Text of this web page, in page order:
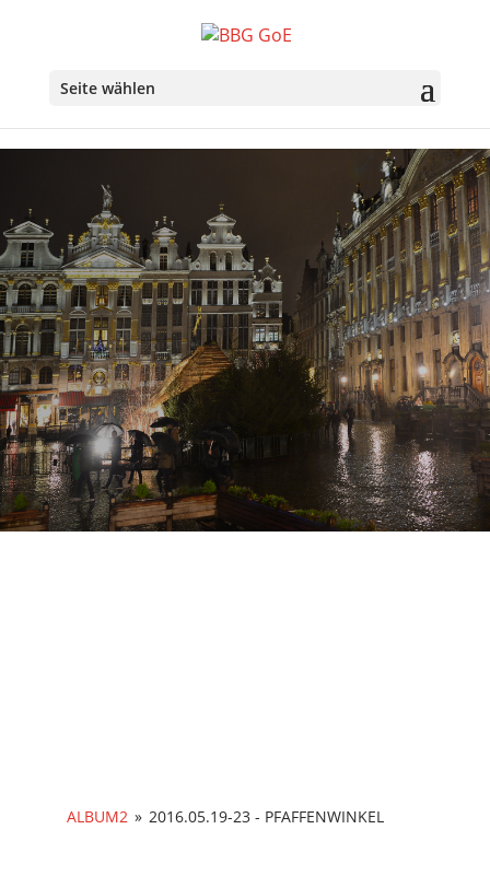
Seite wählen
ALBUM2 » 2016.05.19-23 - PFAFFENWINKEL